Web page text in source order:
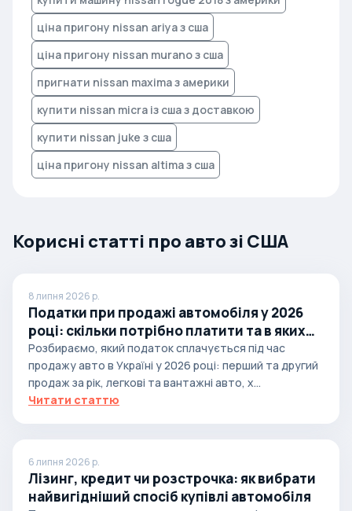
ціна пригону nissan ariya з сша
ціна пригону nissan murano з сша
пригнати nissan maxima з америки
купити nissan micra із сша з доставкою
купити nissan juke з сша
ціна пригону nissan altima з сша
Корисні статті про авто зі США
8 липня 2026 р.
Податки при продажі автомобіля у 2026
році: скільки потрібно платити та в яких
випадках
Розбираємо, який податок сплачується під час
продажу авто в Україні у 2026 році: перший та другий
продаж за рік, легкові та вантажні авто, х...
Читати статтю
6 липня 2026 р.
Лізинг, кредит чи розстрочка: як вибрати
найвигідніший спосіб купівлі автомобіля